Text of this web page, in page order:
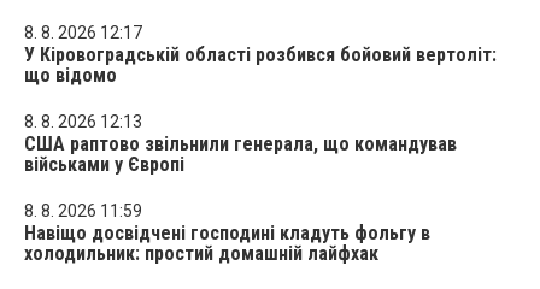
8. 8. 2026 12:17
У Кіровоградській області розбився бойовий вертоліт:
що відомо
8. 8. 2026 12:13
США раптово звільнили генерала, що командував
військами у Європі
8. 8. 2026 11:59
Навіщо досвідчені господині кладуть фольгу в
холодильник: простий домашній лайфхак